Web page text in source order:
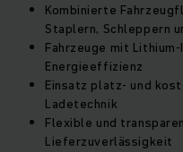
Kombinierte
Staplern, Schleppern
Fahrzeuge mit
Energieeffizienz
Einsatz platz- und
Ladetechnik
Flexible und
Lieferzuverlässigkeit